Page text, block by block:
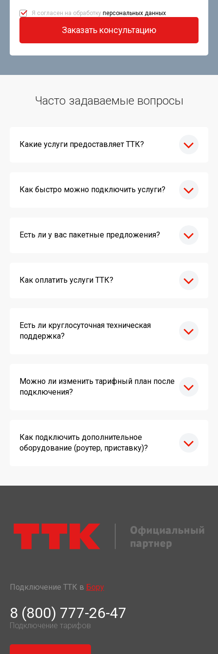
Я согласен на обработку персональных данных
Заказать консультацию
Часто задаваемые вопросы
Какие услуги предоставляет ТТК?
Как быстро можно подключить услуги?
Есть ли у вас пакетные предложения?
Как оплатить услуги ТТК?
Есть ли круглосуточная техническая
поддержка?
Можно ли изменить тарифный план после
подключения?
Как подключить дополнительное
оборудование (роутер, приставку)?
Подключение ТТК в Бору
8 (800) 777-26-47
Подключение тарифов